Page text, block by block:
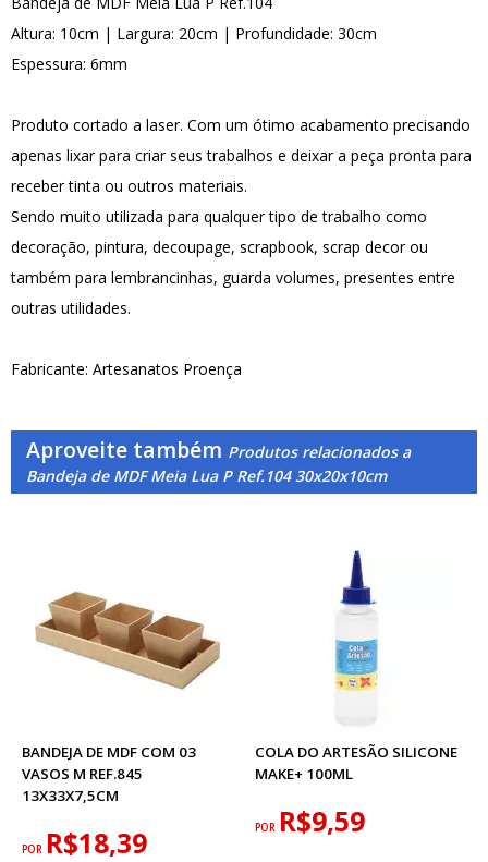
Altura: 10cm | Largura: 20cm | Profundidade: 30cm
Espessura: 6mm
Produto cortado a laser. Com um ótimo acabamento precisando
apenas lixar para criar seus trabalhos e deixar a peça pronta para
receber tinta ou outros materiais.
Sendo muito utilizada para qualquer tipo de trabalho como
decoração, pintura, decoupage, scrapbook, scrap decor ou
também para lembrancinhas, guarda volumes, presentes entre
outras utilidades.
Fabricante: Artesanatos Proença
Aproveite também Produtos relacionados a
Bandeja de MDF Meia Lua P Ref.104 30x20x10cm
BANDEJA DE MDF COM 03
VASOS M REF.845
13X33X7,5CM
POR R$18,39
COLA DO ARTESÃO SILICONE
MAKE+ 100ML
POR R$9,59